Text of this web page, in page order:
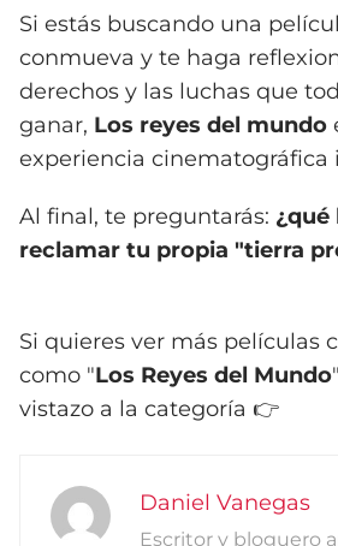
Si estás buscando una
conmueva y te haga
derechos y las luchas que
ganar, Los reyes del mundo
experiencia cinematográfica
Al final, te preguntarás: ¿qué
reclamar tu propia "tierra
Si quieres ver más películas
como "Los Reyes del Mundo
vistazo a la categoría 👉
Daniel Vanegas
Escritor y bloguero